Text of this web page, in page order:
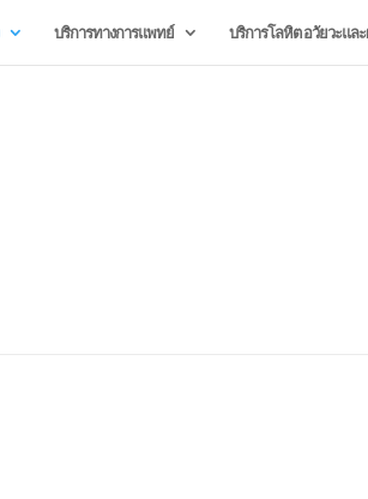
บริการทางการแพทย์ บริการโลหิต อวัยวะแ